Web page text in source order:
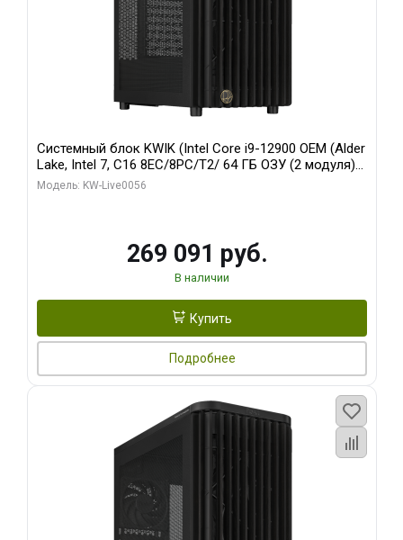
Системный блок KWIK (Intel Core i9-12900 OEM (Alder
Lake, Intel 7, C16 8EC/8PC/T2/ 64 ГБ ОЗУ (2 модуля)/
Palit RTX5080 INFINITY 3 OC 16GB GDDR7 256bit 3xDP
Модель: KW-Live0056
269 091 руб.
В наличии
Купить
Подробнее